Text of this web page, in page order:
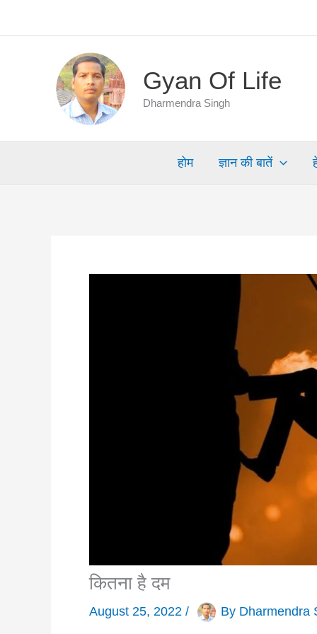
Gyan Of Life
Dharmendra Singh
होम ज्ञान की बातें
कितना है दम
August 25, 2022 / By Dharmendra